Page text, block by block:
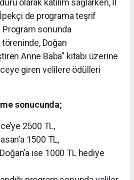
olarak katılım sağlarken, İl
de programa teşrif
sonunda
Doğan
Anne Baba” kitabı üzerine
giren velilere ödülleri
sonucunda;
2500 TL,
1500 TL,
ise 1000 TL hediye